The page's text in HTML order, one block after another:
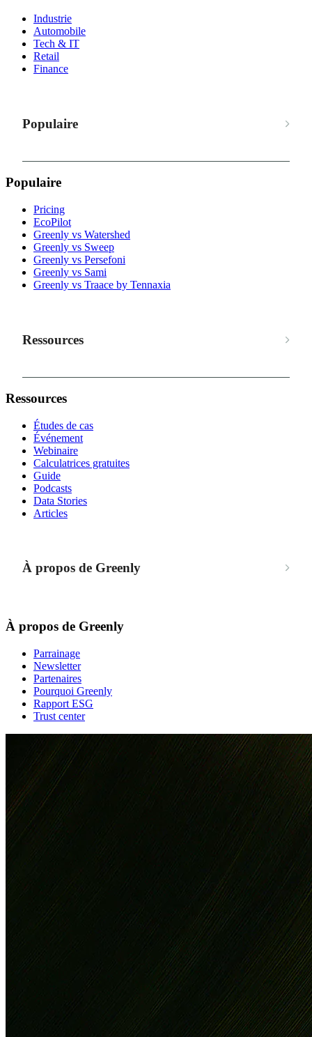
Industrie
Automobile
Tech & IT
Retail
Finance
Populaire
Populaire
Pricing
EcoPilot
Greenly vs Watershed
Greenly vs Sweep
Greenly vs Persefoni
Greenly vs Sami
Greenly vs Traace by Tennaxia
Ressources
Ressources
Études de cas
Événement
Webinaire
Calculatrices gratuites
Guide
Podcasts
Data Stories
Articles
À propos de Greenly
À propos de Greenly
Parrainage
Newsletter
Partenaires
Pourquoi Greenly
Rapport ESG
Trust center